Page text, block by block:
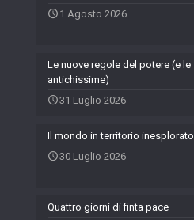
1 Agosto 2026
Le nuove regole del potere (e le
antichissime)
31 Luglio 2026
Il mondo in territorio inesplorato
30 Luglio 2026
Quattro giorni di finta pace